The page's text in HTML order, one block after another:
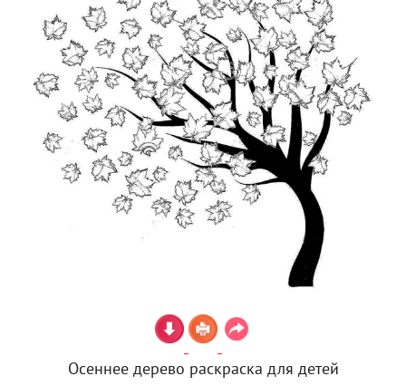
Осеннее дерево раскраска для детей